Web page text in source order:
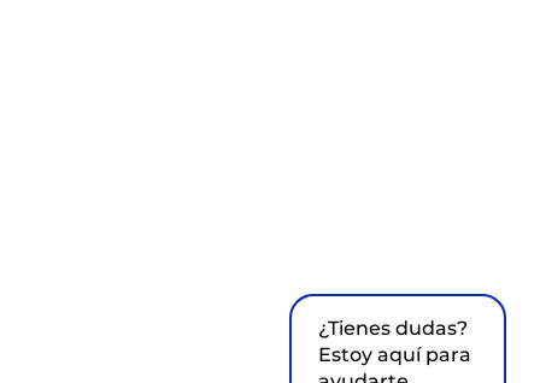
¿Tienes dudas?
Estoy aquí para